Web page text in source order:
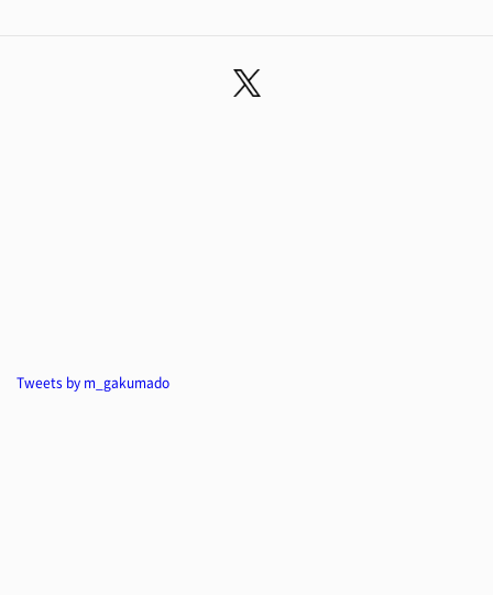
Tweets by m_gakumado